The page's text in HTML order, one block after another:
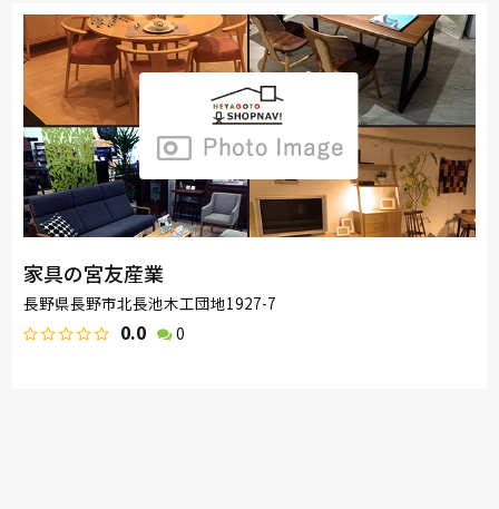
家具の宮友産業
長野県長野市北長池木工団地1927-7
0.0 0